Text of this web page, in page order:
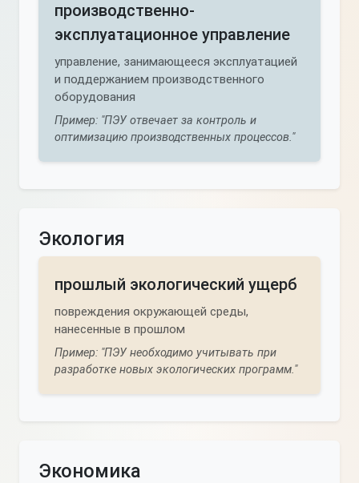
производственно-
эксплуатационное управление
управление, занимающееся эксплуатацией
и поддержанием производственного
оборудования
Пример: "ПЭУ отвечает за контроль и
оптимизацию производственных процессов."
Экология
прошлый экологический ущерб
повреждения окружающей среды,
нанесенные в прошлом
Пример: "ПЭУ необходимо учитывать при
разработке новых экологических программ."
Экономика